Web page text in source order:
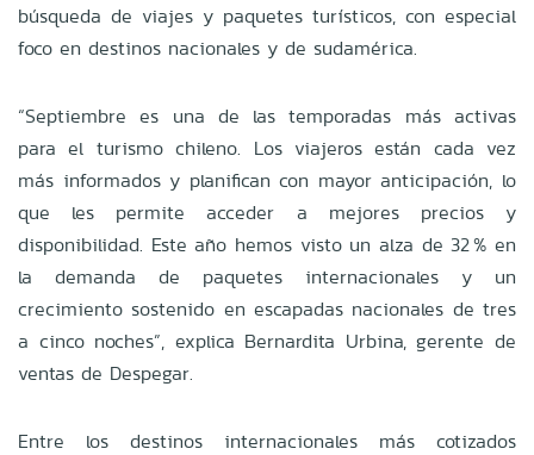
búsqueda de viajes y paquetes turísticos, con especial
foco en destinos nacionales y de sudamérica.
“Septiembre es una de las temporadas más activas
para el turismo chileno. Los viajeros están cada vez
más informados y planifican con mayor anticipación, lo
que les permite acceder a mejores precios y
disponibilidad. Este año hemos visto un alza de 32 % en
la demanda de paquetes internacionales y un
crecimiento sostenido en escapadas nacionales de tres
a cinco noches”, explica Bernardita Urbina, gerente de
ventas de Despegar.
Entre los destinos internacionales más cotizados